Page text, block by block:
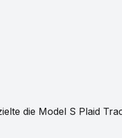
die Model S Plaid